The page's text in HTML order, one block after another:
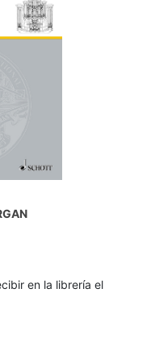
en la librería el